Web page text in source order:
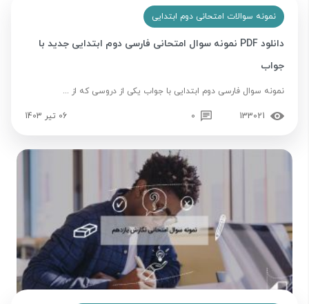
نمونه سوالات امتحانی دوم ابتدایی
دانلود PDF نمونه سوال امتحانی فارسی دوم ابتدایی جدید با
جواب
نمونه سوال فارسی دوم ابتدایی با جواب یکی از دروسی که از ...
133021
0 06 تیر 1403